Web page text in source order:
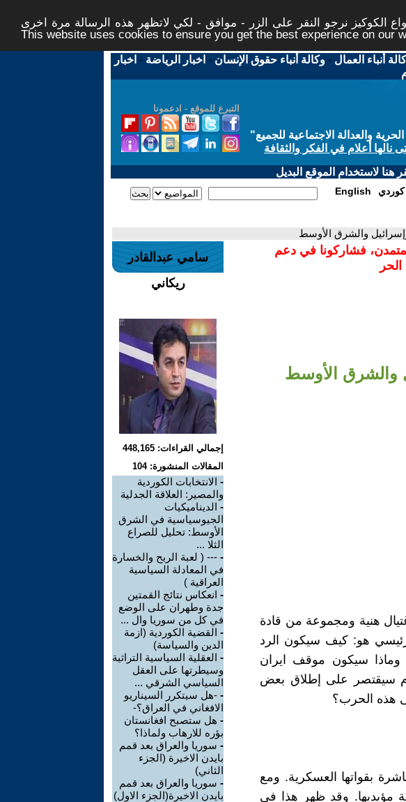
الكوكيز نرجو النقر على الزر - موافق - لكي لاتظهر هذه الرسالة مرة اخرى -
This website uses cookies to ensure you get the best experience on our
أنباء العمال -وكالة أنباء حقوق الإنسان - اخبار الرياضة - اخبار
التبرع للموقع - ادعمونا
والعدالة الاجتماعية للجميع"
أعلام في الفكر والثقافة
هنا لاستخدام الموقع البديل
English كوردي
والشرق الأوسط
فشاركونا في دعم
والشرق الأوسط
هنية ومجموعة من قادة
هو: كيف سيكون الرد
وماذا سيكون موقف ايران
سيقتصر على إطلاق بعض
هذه الحرب؟
بقواتها العسكرية. ومع
مؤيديها. وقد ظهر هذا في
سامي عبدالقادر
ريكاني
إجمالي القراءات: 448,165
المقالات المنشورة: 104
- الانتخابات الكوردية
والمصير: العلاقة الجدلية
- الديناميكيات
الجيوسياسية في الشرق
الأوسط: تحليل للصراع
الثلا ...
- --- ( لعبة الربح والخسارة
في المعادلة السياسية
العراقية )
- انعكاس نتائج القمتين
جدة وطهران على الوضع
في كل من سوريا وال ...
- القضية الكوردية (ازمة
الدين والسياسة)
- العقلية السياسية التراثية
وسيطرتها على العقل
السياسي الشرقي ...
- -هل سيتكرر السيناريو
الافغاني في العراق؟-
- هل ستصبح افغانستان
بؤره للارهاب ولماذا؟
- سوريا والعراق بعد قمم
بايدن الاخيرة (الجزء
الثاني)
- سوريا والعراق بعد قمم
بايدن الاخيرة(الجزء الاول)